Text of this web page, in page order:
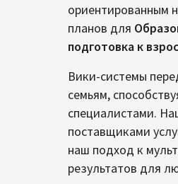
ориентированным
планов для
подготовка к
Вики-системы
семьям,
специалистами.
поставщиками
наш подход к
результатов для